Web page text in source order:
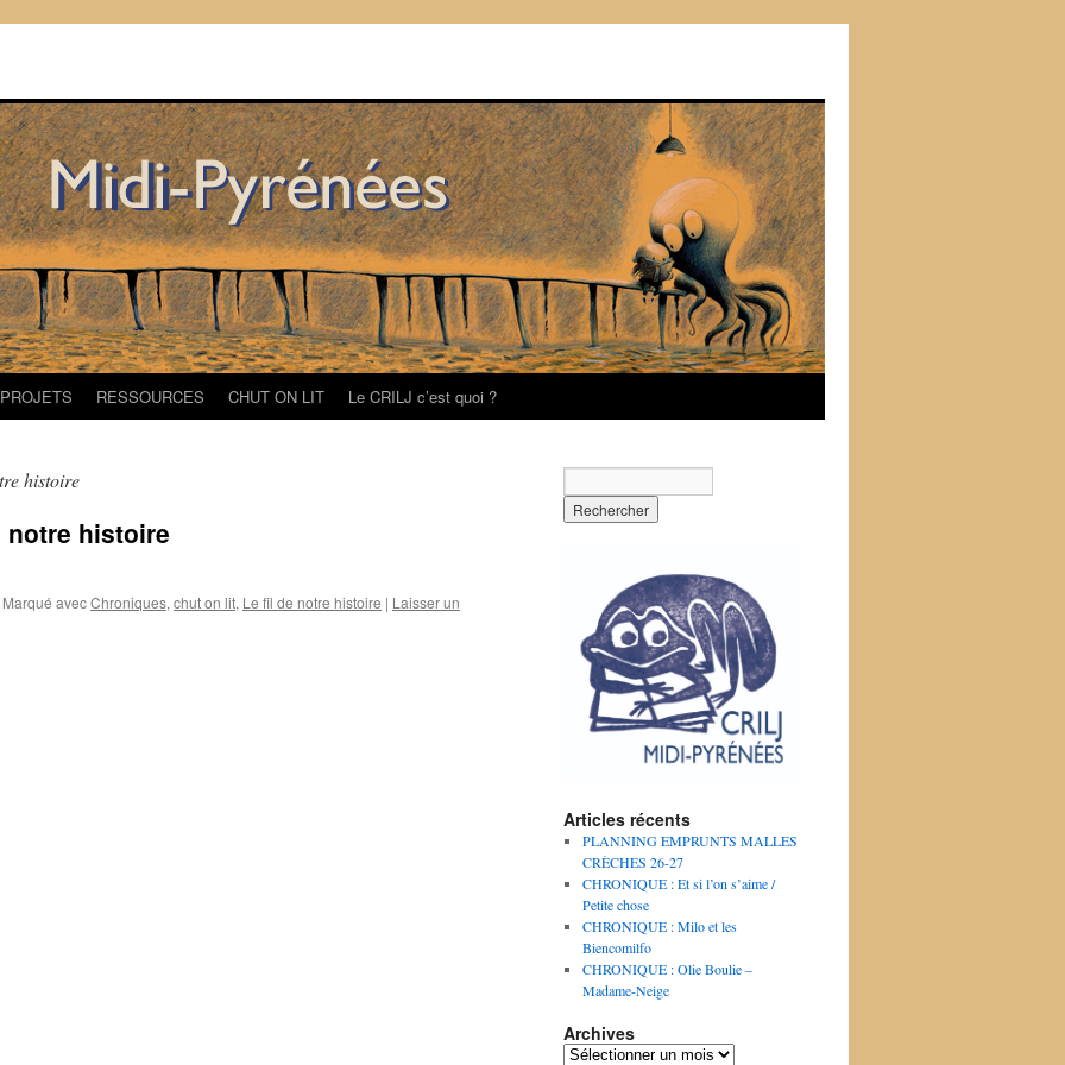
RESSOURCES CHUT ON LIT Le CRILJ c’est quoi ?
histoire
notre histoire
Marqué avecChroniques, chut on lit, Le fil de notre histoire | Laisser un
Articles récents
PLANNING EMPRUNTS MALLES
CRÈCHES 26-27
CHRONIQUE : Et si l’on s’aime /
Petite chose
CHRONIQUE : Milo et les
Biencomilfo
CHRONIQUE : Olie Boulie –
Madame-Neige
Archives
Archives